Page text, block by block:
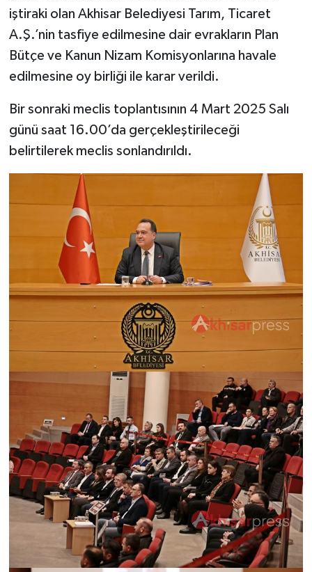
iştiraki olan Akhisar Belediyesi Tarım, Ticaret
A.Ş.’nin tasfiye edilmesine dair evrakların Plan
Bütçe ve Kanun Nizam Komisyonlarına havale
edilmesine oy birliği ile karar verildi.
Bir sonraki meclis toplantısının 4 Mart 2025 Salı
günü saat 16.00’da gerçekleştirileceği
belirtilerek meclis sonlandırıldı.